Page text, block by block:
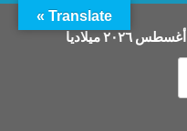
أغسطس ٢٠٢٦ميلاديا
Translate »